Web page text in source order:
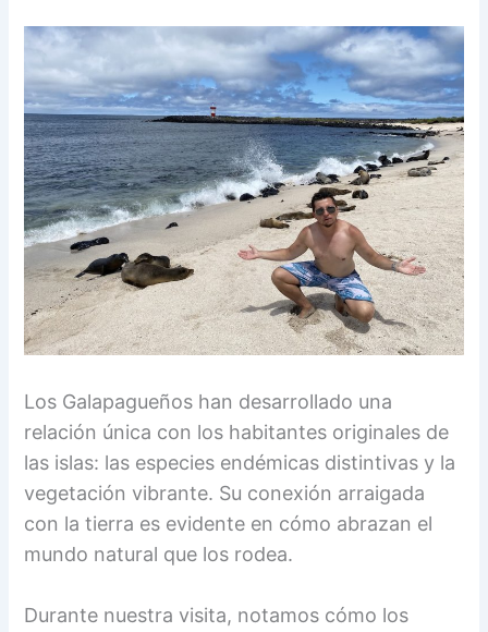
Los Galapagueños han desarrollado una
relación única con los habitantes originales de
las islas: las especies endémicas distintivas y la
vegetación vibrante. Su conexión arraigada
con la tierra es evidente en cómo abrazan el
mundo natural que los rodea.
Durante nuestra visita, notamos cómo los